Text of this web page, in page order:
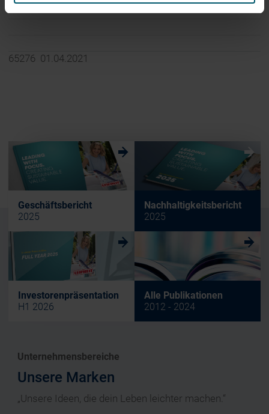
65276 01.04.2021
Geschäftsbericht
2025
w
Nachhaltigkeitsbericht
2025
w
Investorenpräsentation
H1 2026
w
Alle Publikationen
2012 - 2024
w
Unternehmensbereiche
Unsere Marken
„Unsere Ideen, die dein Leben leichter machen.“